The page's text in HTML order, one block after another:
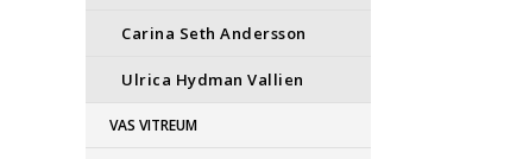
Carina Seth Andersson
Ulrica Hydman Vallien
VAS VITREUM